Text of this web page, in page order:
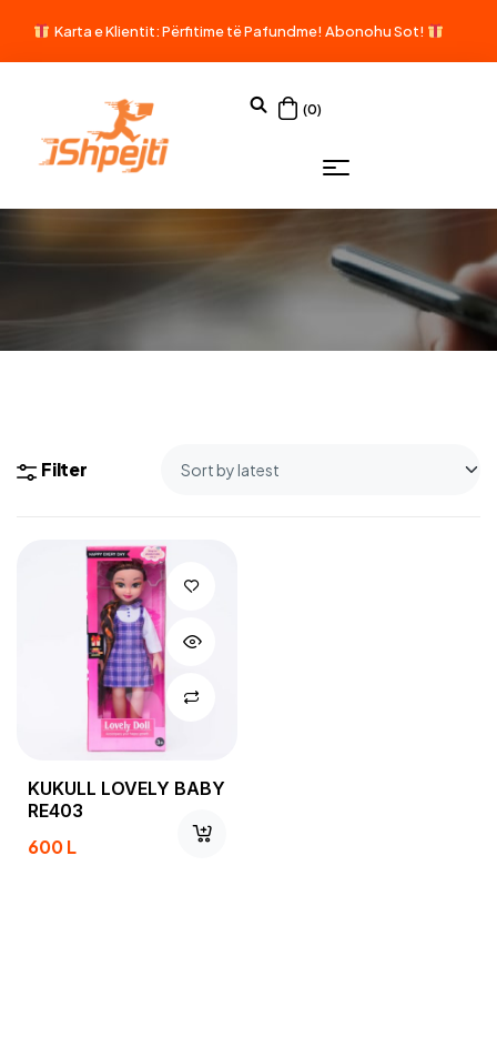
Karta e Klientit: Përfitime të Pafundme! Abonohu Sot!
(0)
Filter
KUKULL LOVELY BABY
RE403
600L